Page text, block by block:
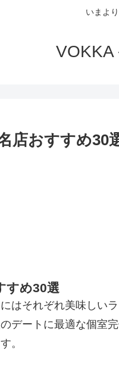
いまよ
VOKKA
店おすすめ30
すめ30選
はそれぞれ美味しい
デートに最適な個室
。